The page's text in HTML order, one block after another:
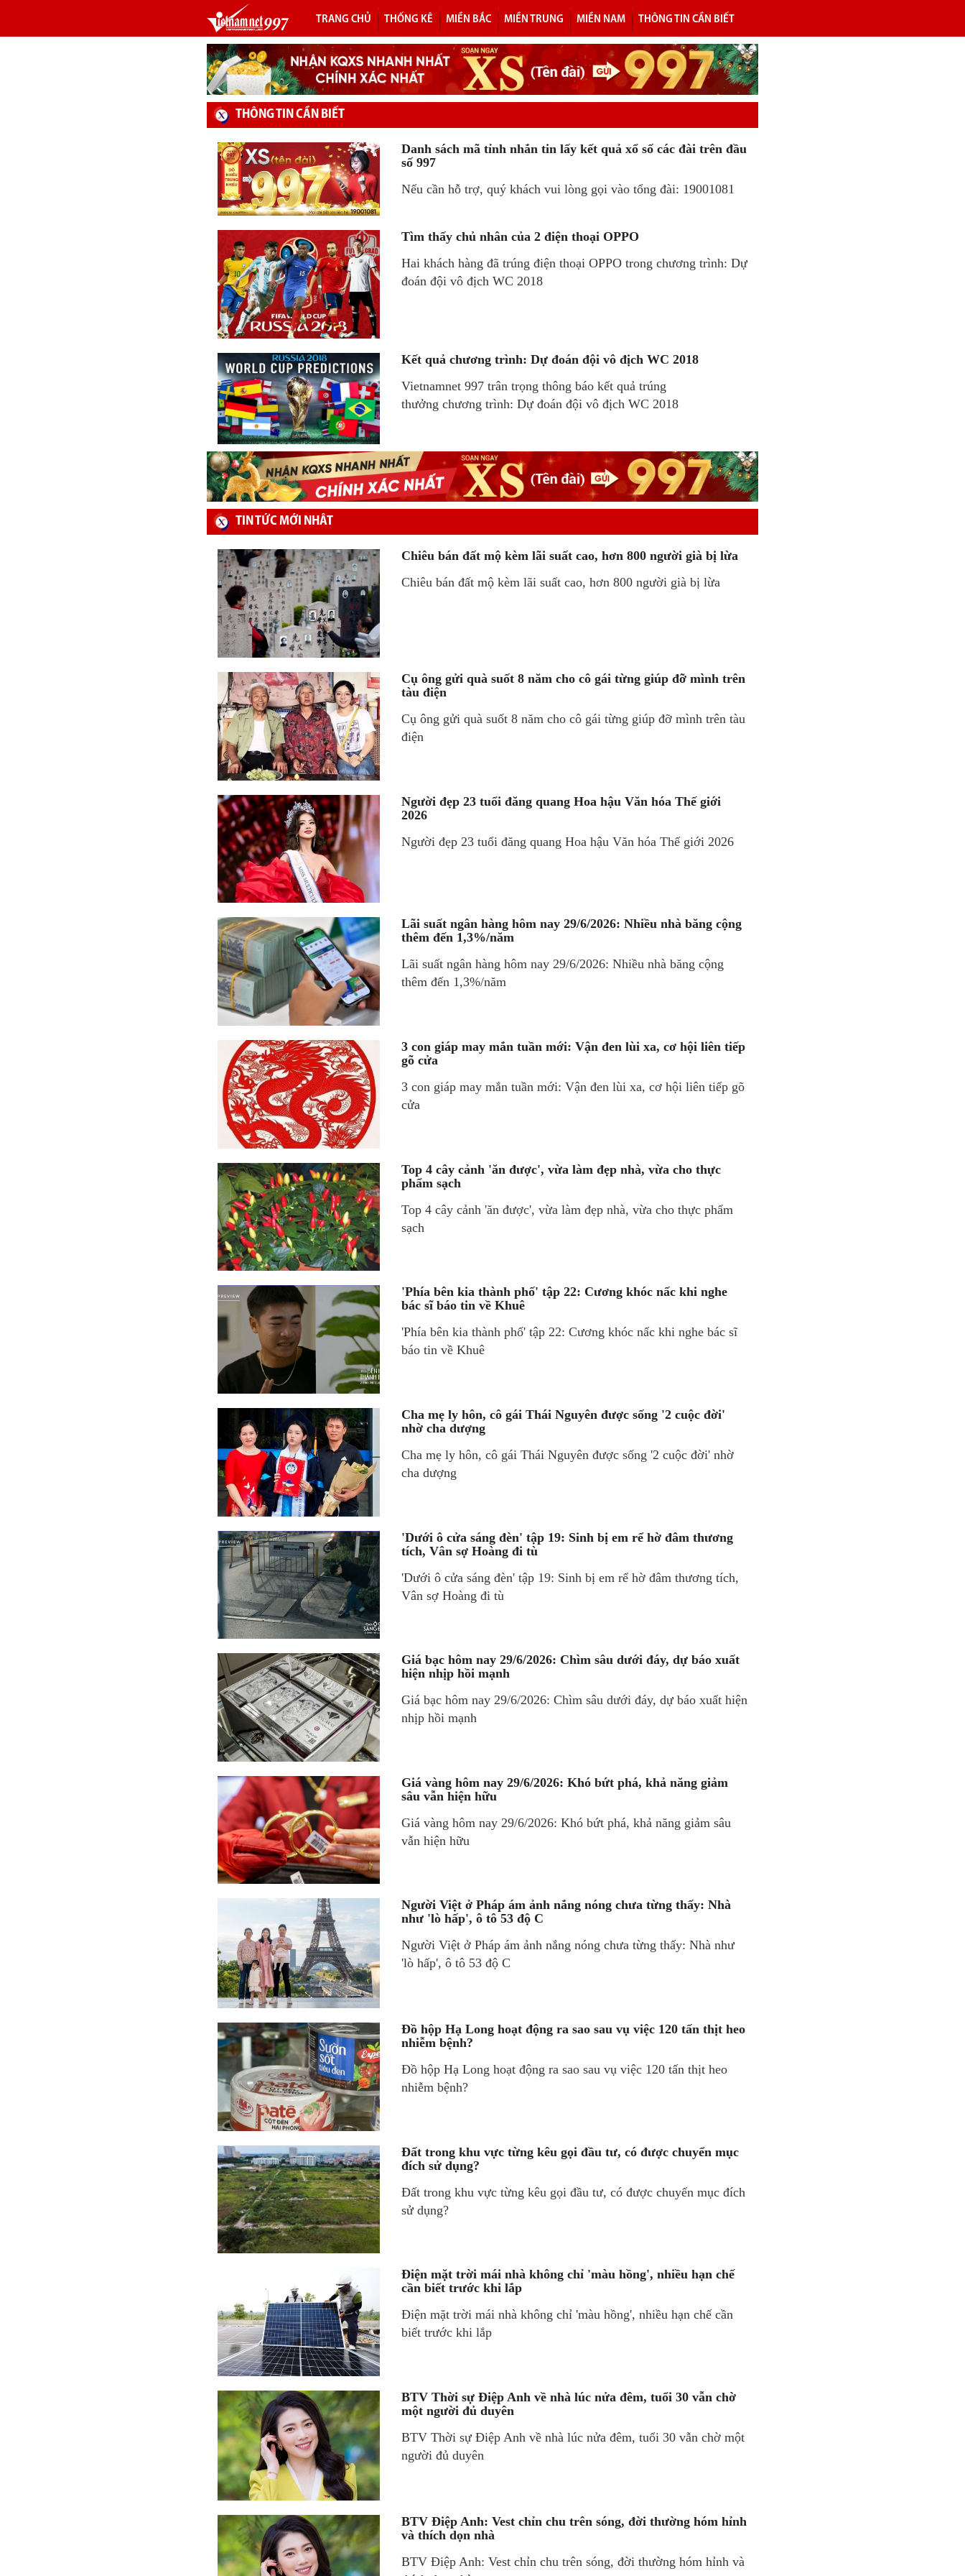
TRANG CHỦ THỐNG KÊ MIỀN BẮC MIỀN TRUNG MIỀN NAM THÔNG TIN CẦN BIẾT
THÔNG TIN CẦN BIẾT
Danh sách mã tỉnh nhắn tin lấy kết quả xổ số các đài trên đầu
số 997
Nếu cần hỗ trợ, quý khách vui lòng gọi vào tổng đài: 19001081
Tìm thấy chủ nhân của 2 điện thoại OPPO
Hai khách hàng đã trúng điện thoại OPPO trong chương trình: Dự
đoán đội vô địch WC 2018
Kết quả chương trình: Dự đoán đội vô địch WC 2018
Vietnamnet 997 trân trọng thông báo kết quả trúng
thưởng chương trình: Dự đoán đội vô địch WC 2018
TIN TỨC MỚI NHÂT
Chiêu bán đất mộ kèm lãi suất cao, hơn 800 người già bị lừa
Chiêu bán đất mộ kèm lãi suất cao, hơn 800 người già bị lừa
Cụ ông gửi quà suốt 8 năm cho cô gái từng giúp đỡ mình trên
tàu điện
Cụ ông gửi quà suốt 8 năm cho cô gái từng giúp đỡ mình trên tàu
điện
Người đẹp 23 tuổi đăng quang Hoa hậu Văn hóa Thế giới
2026
Người đẹp 23 tuổi đăng quang Hoa hậu Văn hóa Thế giới 2026
Lãi suất ngân hàng hôm nay 29/6/2026: Nhiều nhà băng cộng
thêm đến 1,3%/năm
Lãi suất ngân hàng hôm nay 29/6/2026: Nhiều nhà băng cộng
thêm đến 1,3%/năm
3 con giáp may mắn tuần mới: Vận đen lùi xa, cơ hội liên tiếp
gõ cửa
3 con giáp may mắn tuần mới: Vận đen lùi xa, cơ hội liên tiếp gõ
cửa
Top 4 cây cảnh 'ăn được', vừa làm đẹp nhà, vừa cho thực
phẩm sạch
Top 4 cây cảnh 'ăn được', vừa làm đẹp nhà, vừa cho thực phẩm
sạch
'Phía bên kia thành phố' tập 22: Cương khóc nấc khi nghe
bác sĩ báo tin về Khuê
'Phía bên kia thành phố' tập 22: Cương khóc nấc khi nghe bác sĩ
báo tin về Khuê
Cha mẹ ly hôn, cô gái Thái Nguyên được sống '2 cuộc đời'
nhờ cha dượng
Cha mẹ ly hôn, cô gái Thái Nguyên được sống '2 cuộc đời' nhờ
cha dượng
'Dưới ô cửa sáng đèn' tập 19: Sinh bị em rể hờ đâm thương
tích, Vân sợ Hoàng đi tù
'Dưới ô cửa sáng đèn' tập 19: Sinh bị em rể hờ đâm thương tích,
Vân sợ Hoàng đi tù
Giá bạc hôm nay 29/6/2026: Chìm sâu dưới đáy, dự báo xuất
hiện nhịp hồi mạnh
Giá bạc hôm nay 29/6/2026: Chìm sâu dưới đáy, dự báo xuất hiện
nhịp hồi mạnh
Giá vàng hôm nay 29/6/2026: Khó bứt phá, khả năng giảm
sâu vẫn hiện hữu
Giá vàng hôm nay 29/6/2026: Khó bứt phá, khả năng giảm sâu
vẫn hiện hữu
Người Việt ở Pháp ám ảnh nắng nóng chưa từng thấy: Nhà
như 'lò hấp', ô tô 53 độ C
Người Việt ở Pháp ám ảnh nắng nóng chưa từng thấy: Nhà như
'lò hấp', ô tô 53 độ C
Đồ hộp Hạ Long hoạt động ra sao sau vụ việc 120 tấn thịt heo
nhiễm bệnh?
Đồ hộp Hạ Long hoạt động ra sao sau vụ việc 120 tấn thịt heo
nhiễm bệnh?
Đất trong khu vực từng kêu gọi đầu tư, có được chuyển mục
đích sử dụng?
Đất trong khu vực từng kêu gọi đầu tư, có được chuyển mục đích
sử dụng?
Điện mặt trời mái nhà không chỉ 'màu hồng', nhiều hạn chế
cần biết trước khi lắp
Điện mặt trời mái nhà không chỉ 'màu hồng', nhiều hạn chế cần
biết trước khi lắp
BTV Thời sự Điệp Anh về nhà lúc nửa đêm, tuổi 30 vẫn chờ
một người đủ duyên
BTV Thời sự Điệp Anh về nhà lúc nửa đêm, tuổi 30 vẫn chờ một
người đủ duyên
BTV Điệp Anh: Vest chỉn chu trên sóng, đời thường hóm hỉnh
và thích dọn nhà
BTV Điệp Anh: Vest chỉn chu trên sóng, đời thường hóm hỉnh và